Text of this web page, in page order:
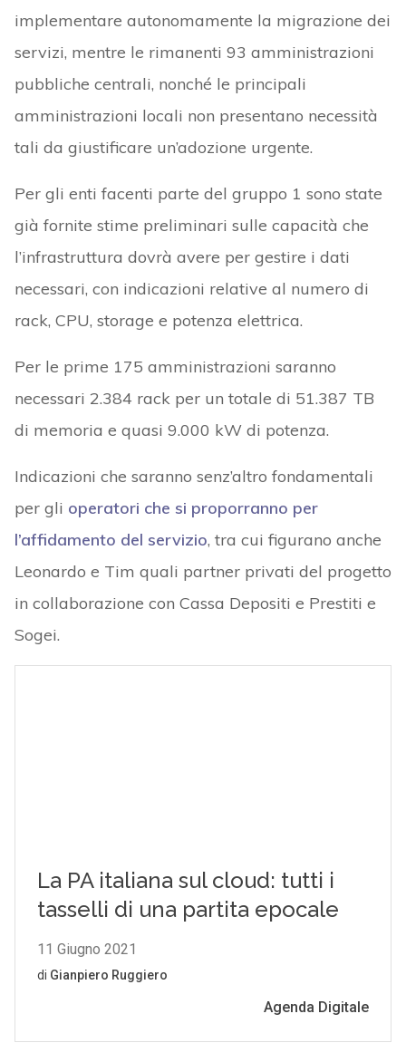
implementare autonomamente la migrazione dei
servizi, mentre le rimanenti 93 amministrazioni
pubbliche centrali, nonché le principali
amministrazioni locali non presentano necessità
tali da giustificare un’adozione urgente.
Per gli enti facenti parte del gruppo 1 sono state
già fornite stime preliminari sulle capacità che
l’infrastruttura dovrà avere per gestire i dati
necessari, con indicazioni relative al numero di
rack, CPU, storage e potenza elettrica.
Per le prime 175 amministrazioni saranno
necessari 2.384 rack per un totale di 51.387 TB
di memoria e quasi 9.000 kW di potenza.
Indicazioni che saranno senz’altro fondamentali
per gli operatori che si proporranno per
l’affidamento del servizio, tra cui figurano anche
Leonardo e Tim quali partner privati del progetto
in collaborazione con Cassa Depositi e Prestiti e
Sogei.